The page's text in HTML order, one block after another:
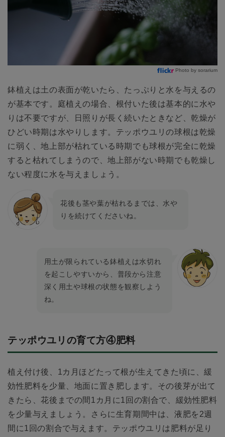
Photo by sorarium
鉢植えは土の表面が乾いたら、たっぷりと水を与えるの
が基本です。庭植えの場合、根付いた後は基本的に水や
りは不要ですが、日照りが長く続いたときなど、乾燥が
ひどい時期は水やりします。テッポウユリの球根は乾燥
に弱く、地上部が枯れている時期でも球根が完全に乾燥
すると枯れてしまうので、地上部がない時期でも乾燥し
ない程度に水を与えましょう。
花後も茎や葉が枯れるまでは、水や
りを続けてくださいね。
用土が限られている鉢植えは水切れ
を起こしやすいから、普段から注意
深く用土や球根の状態を観察しよう
ね。
テッポウユリの育て方④肥料
植え付け後、1カ月ほどたって根が生えてきた頃に、緩
効性肥料を少量、地面に置き肥します。その後芽が出て
きたら、花後までの間1カ月に1回の割合で、緩効性肥料
を少量与えましょう。さらに生育期間中は、液肥を2週
間に1回の割合で与えます。テッポウユリは肥料が足り